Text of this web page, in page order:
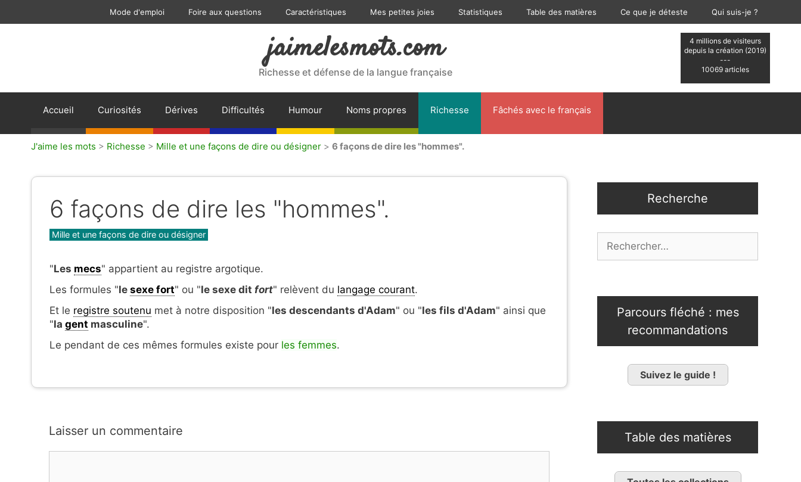
Mode d'emploi Foire aux questions Caractéristiques Mes petites joies Statistiques Table des matières Ce que je déteste Qui suis-je ?
4 millions de visiteurs
depuis la création (2019)
---
10069 articles
jaimelesmots.com
Richesse et défense de la langue française
Accueil Curiosités Dérives Difficultés Humour Noms propres Richesse Fâchés avec le français
J'aime les mots > Richesse > Mille et une façons de dire ou désigner > 6 façons de dire les "hommes".
6 façons de dire les "hommes".
Catégories
Mille et une façons de dire ou désigner
"Les mecs" appartient au registre argotique.
Les formules "le sexe fort" ou "le sexe dit fort" relèvent du langage courant.
Et le registre soutenu met à notre disposition "les descendants d'Adam" ou "les fils d'Adam" ainsi que
"la gent masculine".
Le pendant de ces mêmes formules existe pour les femmes.
Laisser un commentaire
Recherche
Parcours fléché : mes
recommandations
Suivez le guide !
Table des matières